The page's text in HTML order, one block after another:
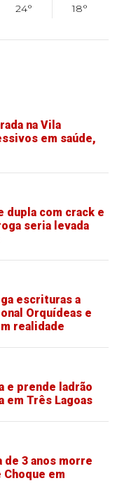
24°
18°
na Vila
em saúde,
dupla com crack e
seria levada
escrituras a
Orquídeas e
realidade
e prende ladrão
em Três Lagoas
de 3 anos morre
em